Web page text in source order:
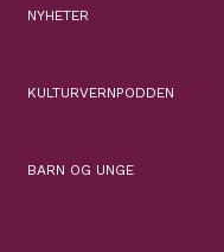
NYHETER
KULTURVERNPODDEN
BARN OG UNGE